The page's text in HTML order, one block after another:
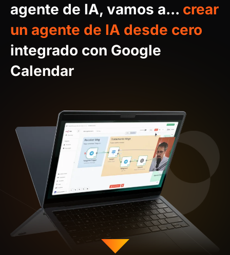
agente de IA, vamos a... crear
un agente de IA desde cero
integrado con Google
Calendar